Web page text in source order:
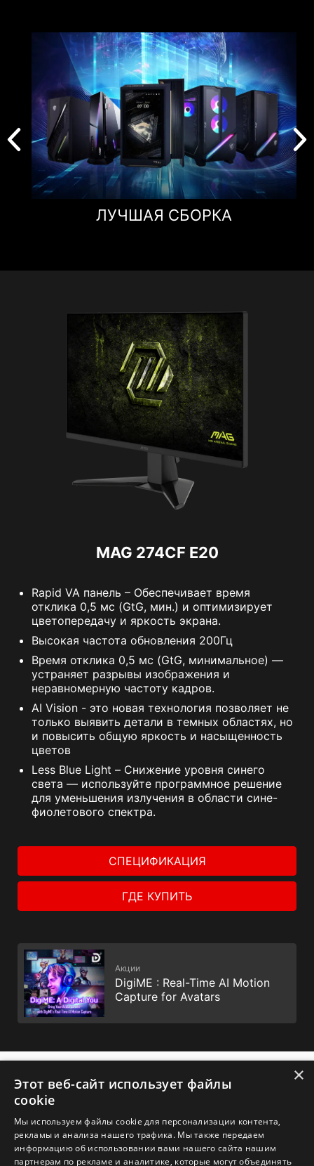
ЛУЧШАЯ СБОРКА
MAG 274CF E20
Rapid VA панель – Обеспечивает время
отклика 0,5 мс (GtG, мин.) и оптимизирует
цветопередачу и яркость экрана.
Высокая частота обновления 200Гц
Время отклика 0,5 мс (GtG, минимальное) —
устраняет разрывы изображения и
неравномерную частоту кадров.
AI Vision - это новая технология позволяет не
только выявить детали в темных областях, но
и повысить общую яркость и насыщенность
цветов
Less Blue Light – Снижение уровня синего
света — используйте программное решение
для уменьшения излучения в области сине-
фиолетового спектра.
СПЕЦИФИКАЦИЯ
ГДЕ КУПИТЬ
Акции
DigiME : Real-Time AI Motion
Capture for Avatars
1. Спецификации могут отличаться от приведенной на сайте
в зависимости от региона распространения изделия.
×
Этот веб-сайт использует файлы
cookie
Мы используем файлы cookie для персонализации контента,
рекламы и анализа нашего трафика. Мы также передаем
информацию об использовании вами нашего сайта нашим
партнерам по рекламе и аналитике, которые могут объединять